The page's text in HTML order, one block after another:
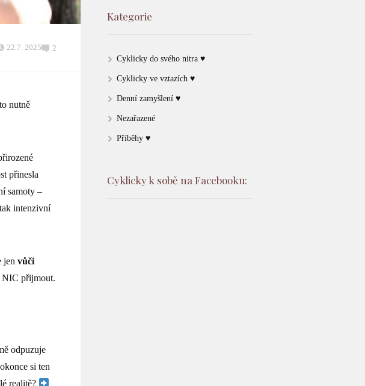
22.7. 2025 2
nutně
přinesla
samoty –
intenzivní
jen vůči
NIC přijmout.
odpuzuje
si ten
realitě?
Kategorie
Cyklicky do svého nitra ♥
Cyklicky ve vztazích ♥
Denní zamyšlení ♥
Nezařazené
Příběhy ♥
Cyklicky k sobě na Facebooku: